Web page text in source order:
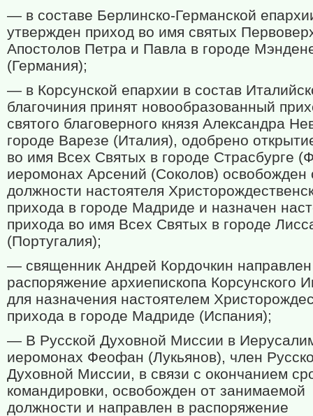
— в составе Берлинско-Германской
утвержден приход во имя святых
Апостолов Петра и Павла в городе
(Германия);
— в Корсунской епархии в состав
благочиния принят новообразованный
святого благоверного князя Александра
городе Варезе (Италия), одобрено
во имя Всех Святых в городе Страсбурге
иеромонах Арсений (Соколов) освобожден
должности настоятеля
прихода в городе Мадриде и назначен
прихода во имя Всех Святых в городе
(Португалия);
— священник Андрей Кордочкин
распоряжение архиепископа Корсунского
для назначения настоятелем
прихода в городе Мадриде (Испания);
— В Русской Духовной Миссии в
иеромонах Феофан (Лукьянов), член
Духовной Миссии, в связи с окончанием
командировки, освобожден от занимаемой
должности и направлен в распоряжение